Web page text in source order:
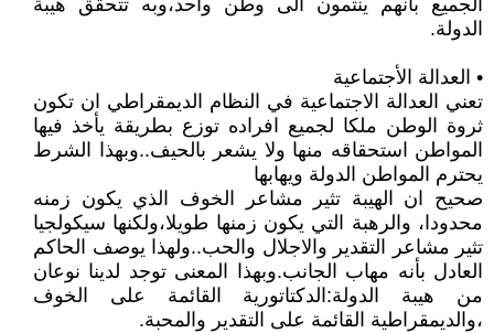
الجميع بأنهم ينتمون الى وطن واحد،وبه تتحقق هيبة
الدولة.
• العدالة الأجتماعية
تعني العدالة الاجتماعية في النظام الديمقراطي ان تكون
ثروة الوطن ملكا لجميع افراده توزع بطريقة يأخذ فيها
المواطن استحقاقه منها ولا يشعر بالحيف..وبهذا الشرط
يحترم المواطن الدولة ويهابها
صحيح ان الهيبة تثير مشاعر الخوف الذي يكون زمنه
محدودا، والرهبة التي يكون زمنها طويلا،ولكنها سيكولجيا
تثير مشاعر التقدير والاجلال والحب..ولهذا يوصف الحاكم
العادل بأنه مهاب الجانب.وبهذا المعنى توجد لدينا نوعان
من هيبة الدولة:الدكتاتورية القائمة على الخوف
،والديمقراطية القائمة على التقدير والمحبة.